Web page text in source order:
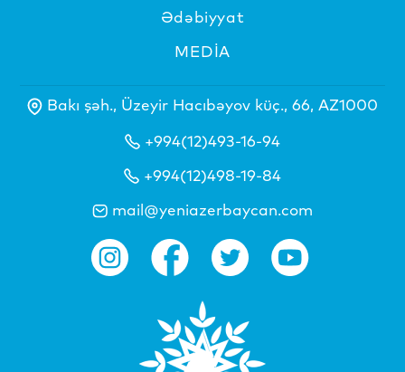
Ədəbiyyat
MEDİA
Bakı şəh., Üzeyir Hacıbəyov küç., 66, AZ1000
+994(12)493-16-94
+994(12)498-19-84
mail@yeniazerbaycan.com